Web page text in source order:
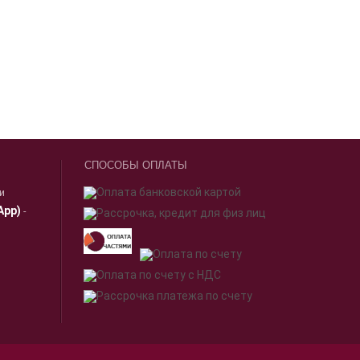
-
СПОСОБЫ ОПЛАТЫ